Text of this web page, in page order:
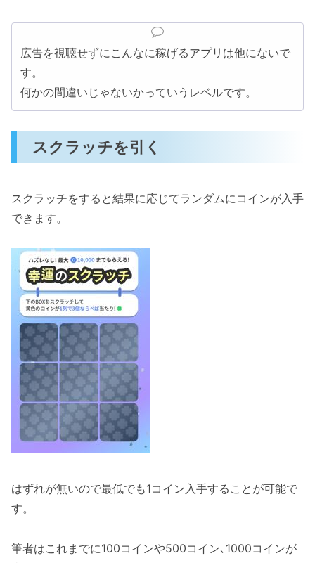
広告を視聴せずにこんなに稼げるアプリは他にないで
す。
何かの間違いじゃないかっていうレベルです。
スクラッチを引く
スクラッチをすると結果に応じてランダムにコインが入手
できます。
はずれが無いので最低でも1コイン入手することが可能で
す。
筆者はこれまでに100コインや500コイン､1000コインが